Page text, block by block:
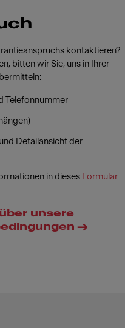
kontaktieren?
bitten wir Sie, uns in Ihrer
Telefonnummer
Detailansicht der
in dieses Formular
unsere
→